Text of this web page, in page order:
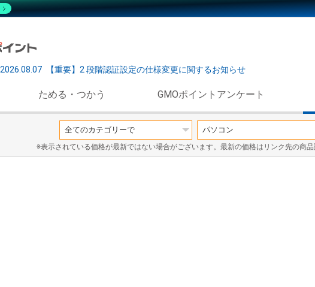
2026.08.07 【重要】2 段階認証設定の仕様変更に関するお知らせ
ためる・つかう GMOポイントアンケート
※表示されている価格が最新ではない場合がございます。最新の価格はリンク先の商品